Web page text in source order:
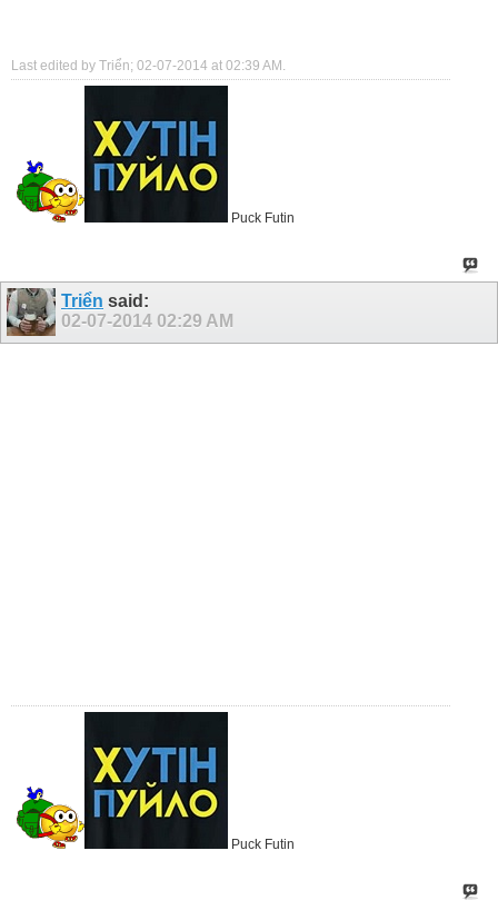
Last edited by Triển; 02-07-2014 at 02:39 AM .
Puck Futin
Triển said:
02-07-2014 02:29 AM
Puck Futin